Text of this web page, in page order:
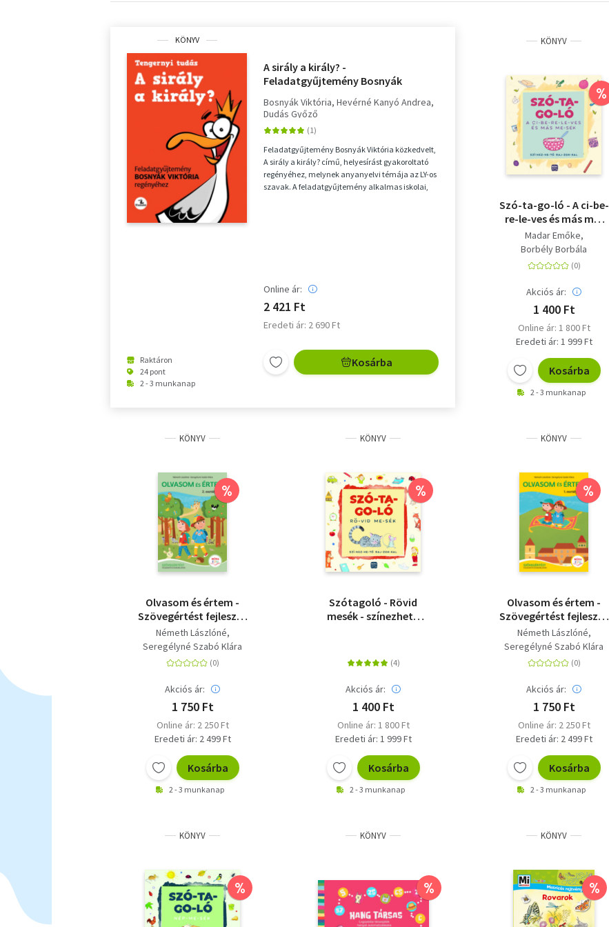
KÖNYV
Raktáron
24 pont
2 - 3 munkanap
A sirály a király? -
Feladatgyűjtemény Bosnyák
Bosnyák Viktória Hevérné Kanyó Andrea
Dudás Győző
Feladatgyűjtemény Bosnyák Viktória közkedvelt,
A sirály a király? című, helyesírást gyakoroltató
regényéhez, melynek anyanyelvi témája az LY-os
szavak. A feladatgyűjtemény alkalmas iskolai,
Online ár:
2 421 Ft
Eredeti ár: 2 690 Ft
Kosárba
KÖNYV
%
Szó-ta-go-ló - A ci-be-
re-le-ves és más me-
sék - Szí-nez-he-tő raj-
zok-kal
Madar Emőke
Borbély Borbála
Akciós ár:
1 400 Ft
Online ár: 1 800 Ft
Eredeti ár: 1 999 Ft
Kosárba
2 - 3 munkanap
KÖNYV
%
Olvasom és értem -
Szövegértést fejlesztő
gyakorlatok - 2.
osztály
Németh Lászlóné
Seregélyné Szabó Klára
Akciós ár:
1 750 Ft
Online ár: 2 250 Ft
Eredeti ár: 2 499 Ft
Kosárba
2 - 3 munkanap
KÖNYV
%
Szótagoló - Rövid
mesék - színezhető
Akciós ár:
1 400 Ft
Online ár: 1 800 Ft
Eredeti ár: 1 999 Ft
Kosárba
2 - 3 munkanap
KÖNYV
%
Olvasom és értem -
Szövegértést fejlesztő
gyakorlatok - 1.
osztály
Németh Lászlóné
Seregélyné Szabó Klára
Akciós ár:
1 750 Ft
Online ár: 2 250 Ft
Eredeti ár: 2 499 Ft
Kosárba
2 - 3 munkanap
KÖNYV
%
KÖNYV
%
KÖNYV
%